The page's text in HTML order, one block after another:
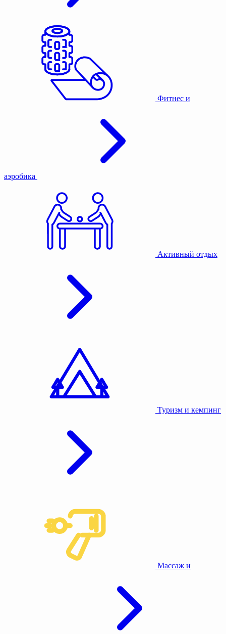
Фитнес и
аэробика
Активный отдых
Туризм и кемпинг
Массаж и